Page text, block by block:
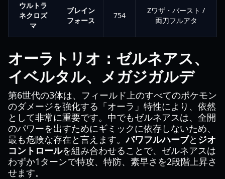
ウルトラ
ネクロズ
マ
ブレイン
フォース
754
Zワザ・バースト /
両刀フルアタ
オーラトリオ：ゼルネアス、
イベルタル、メガジガルデ
第6世代の3体は、フィールド上のすべてのポケモン
のダメージを強化する「オーラ」特性により、依然
として非常に重要です。中でもゼルネアスは、全開
のパワーを出すためにギミックに依存しないため、
最も危険な存在と言えます。パワフルハーブと ジオ
コントロールを組み合わせることで、ゼルネアスは
わずか1ターンで特攻、特防、素早さを2段階上昇さ
せます。